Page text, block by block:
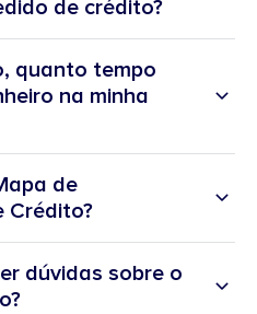
de crédito?
quanto tempo
na minha
de
Crédito?
dúvidas sobre o